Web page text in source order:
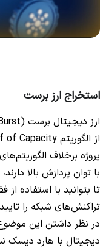
استخراج ارز برست
تا بتوانید با استفاده
تراکنش‌های شبکه را
در نظر داشتن این
دیجیتال با هارد دیسک